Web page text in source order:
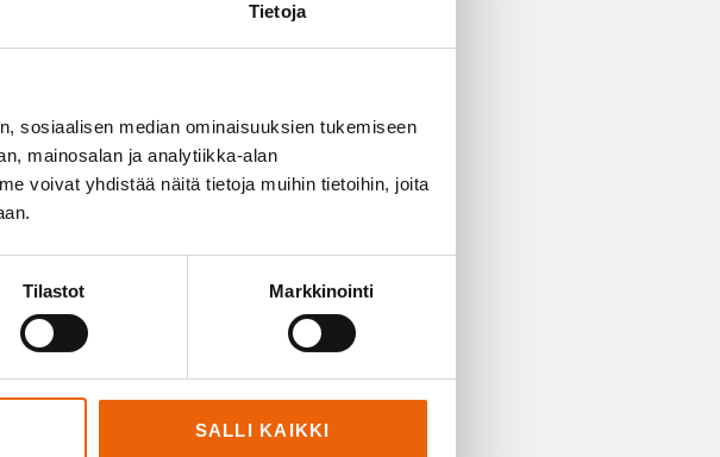
Tietoja
sosiaalisen median ominaisuuksien tukemiseen
mainosalan ja analytiikka-alan
voivat yhdistää näitä tietoja muihin tietoihin, joita
Tilastot Markkinointi
SALLI KAIKKI
aiempien töiden
ja niin syntyi idea
sillä tavallisella
ja käsityönä
ja ideoimme
Jaatinen kertoo.
jota ei löydy
pitävä sauma. Siisti